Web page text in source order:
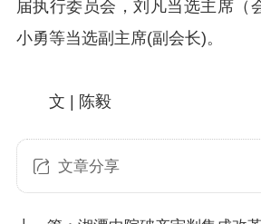
届执行委员会，刘凡当选主席（
小勇等当选副主席(副会长)。
文 | 陈毅
文章分享